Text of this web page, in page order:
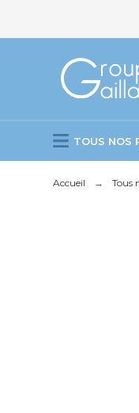
TOUS NOS
Accueil Tous